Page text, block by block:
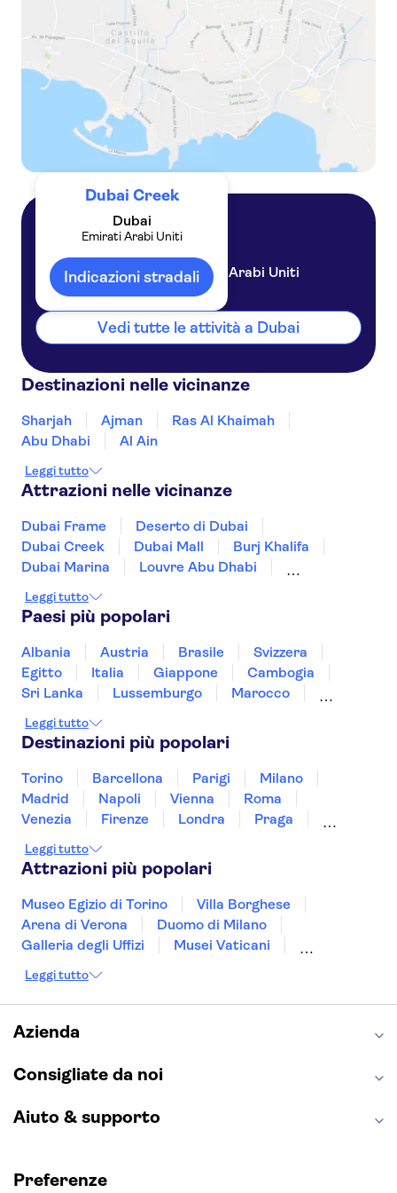
Dubai Creek
Dubai
Emirati Arabi Uniti
Indicazioni stradaliEmirati Arabi Uniti
Vedi tutte le attività a Dubai
Destinazioni nelle vicinanze
Sharjah Ajman
Ras Al Khaimah
Abu Dhabi
Al Ain
Leggi tutto
Attrazioni nelle vicinanze
Dubai Frame
Deserto di Dubai
Dubai Creek
Dubai Mall
Burj Khalifa
Dubai Marina
Louvre Abu Dhabi
Circuito di Yas Marina
La Perle
Atlantis, The Palm
The Palm Jumeirah
Deserto di Abu Dhabi
Ferrari World ad Abu Dhabi
Leggi tutto
Paesi più popolari
Albania Austria Brasile
Svizzera
Egitto
Italia Giappone
Cambogia
Sri Lanka
Lussemburgo
Marocco
Slovenia
Thailandia Tunisia
Vietnam
Leggi tutto
Destinazioni più popolari
Torino Barcellona Parigi
Milano
Madrid
Napoli Vienna
Roma
Venezia
Firenze Londra
Praga
Bologna
Malta Genova
Leggi tutto
Attrazioni più popolari
Museo Egizio di Torino
Villa Borghese
Arena di Verona
Duomo di Milano
Galleria degli Uffizi
Musei Vaticani
Museo del Louvre
Teatro alla Scala
Sagrada Familia
Pantheon
Napoli Sotterranea
Leggi tutto
Azienda
Consigliate da noi
Aiuto & supporto
Preferenze